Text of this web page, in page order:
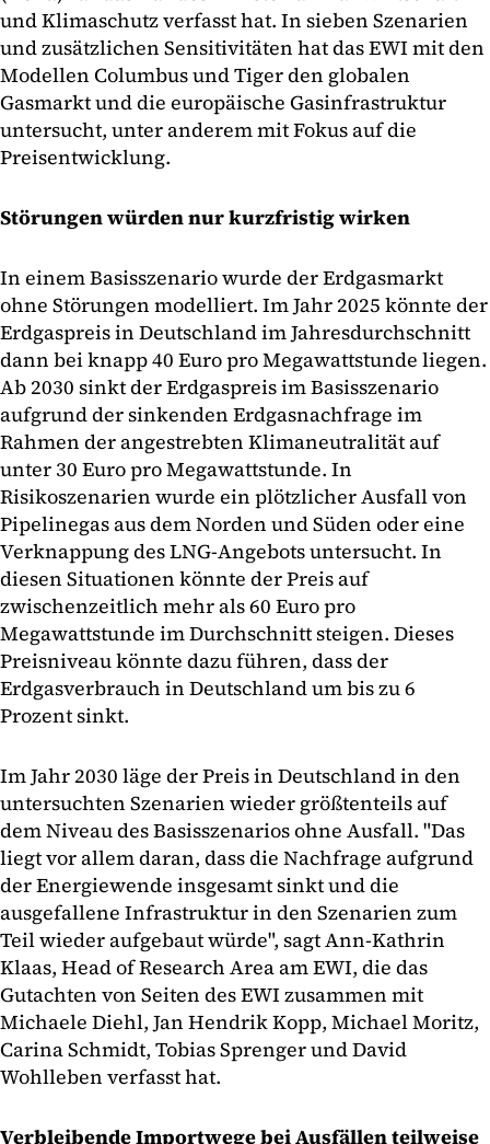
und Klimaschutz verfasst hat. In sieben Szenarien
und zusätzlichen Sensitivitäten hat das EWI mit den
Modellen Columbus und Tiger den globalen
Gasmarkt und die europäische Gasinfrastruktur
untersucht, unter anderem mit Fokus auf die
Preisentwicklung.
Störungen würden nur kurzfristig wirken
In einem Basisszenario wurde der Erdgasmarkt
ohne Störungen modelliert. Im Jahr 2025 könnte der
Erdgaspreis in Deutschland im Jahresdurchschnitt
dann bei knapp 40 Euro pro Megawattstunde liegen.
Ab 2030 sinkt der Erdgaspreis im Basisszenario
aufgrund der sinkenden Erdgasnachfrage im
Rahmen der angestrebten Klimaneutralität auf
unter 30 Euro pro Megawattstunde. In
Risikoszenarien wurde ein plötzlicher Ausfall von
Pipelinegas aus dem Norden und Süden oder eine
Verknappung des LNG-Angebots untersucht. In
diesen Situationen könnte der Preis auf
zwischenzeitlich mehr als 60 Euro pro
Megawattstunde im Durchschnitt steigen. Dieses
Preisniveau könnte dazu führen, dass der
Erdgasverbrauch in Deutschland um bis zu 6
Prozent sinkt.
Im Jahr 2030 läge der Preis in Deutschland in den
untersuchten Szenarien wieder größtenteils auf
dem Niveau des Basisszenarios ohne Ausfall. "Das
liegt vor allem daran, dass die Nachfrage aufgrund
der Energiewende insgesamt sinkt und die
ausgefallene Infrastruktur in den Szenarien zum
Teil wieder aufgebaut würde", sagt Ann-Kathrin
Klaas, Head of Research Area am EWI, die das
Gutachten von Seiten des EWI zusammen mit
Michaele Diehl, Jan Hendrik Kopp, Michael Moritz,
Carina Schmidt, Tobias Sprenger und David
Wohlleben verfasst hat.
Verbleibende Importwege bei Ausfällen teilweise